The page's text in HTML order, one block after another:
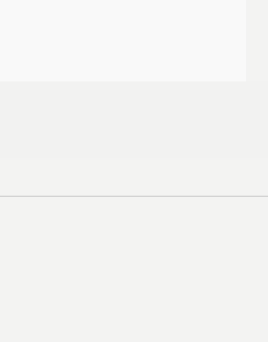
entre les vergers